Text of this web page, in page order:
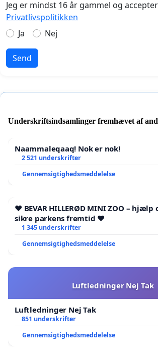
Jeg er mindst 16 år gammel og
Privatlivspolitikken
Ja
Nej
Send
Underskriftsindsamlinger fremhævet af
Naammaleqaaq! Nok er nok!
2 521 underskrifter
Gennemsigtighedsmeddelelse
❤️ BEVAR HILLERØD MINI ZOO – hjælp
sikre parkens fremtid ❤️
1 345 underskrifter
Gennemsigtighedsmeddelelse
Luftledninger Nej Tak
Luftledninger Nej Tak
851 underskrifter
Gennemsigtighedsmeddelelse